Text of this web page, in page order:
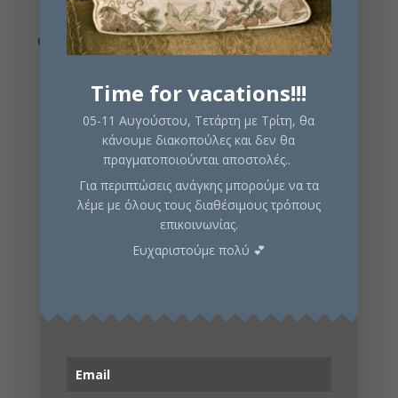
In stock
Add to cart
WIZ73590 Categories:Dungeon Crawler ,
Exploration,Fighting, Adventure,Fantasy
Time for vacations!!!
05-11 Αυγούστου, Τετάρτη με Τρίτη, θα
κάνουμε διακοπούλες και δεν θα
πραγματοποιούνται αποστολές..
Για περιπτώσεις ανάγκης μπορούμε να τα
λέμε με όλους τους διαθέσιμους τρόπους
επικοινωνίας.
Ευχαριστούμε πολύ 💕